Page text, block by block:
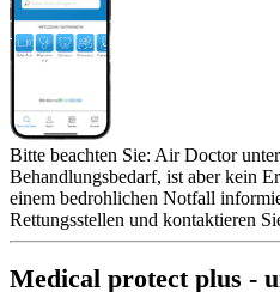
Bitte beachten Sie: Air Doctor
Behandlungsbedarf, ist aber kein
einem bedrohlichen Notfall
Rettungsstellen und kontaktieren
Medical protect plus -